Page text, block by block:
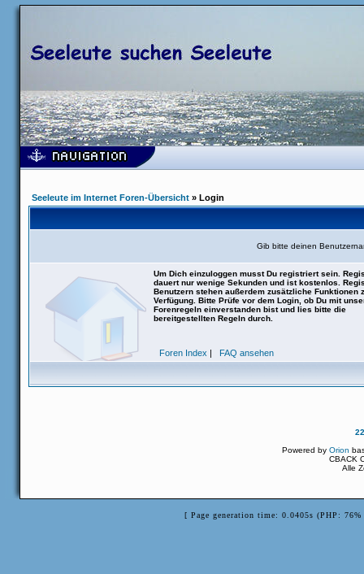
Seeleute im Internet Foren-Übersicht » Login
Gib bitte deinen
Um Dich einzuloggen musst Du registriert sein.
dauert nur wenige Sekunden und ist kostenlos.
Benutzern stehen außerdem zusätzliche Funktionen
Verfügung. Bitte Prüfe vor dem Login, ob Du mit
Forenregeln einverstanden bist und lies bitte die
bereitgestellten Regeln durch.
Foren Index | FAQ ansehen
Powered byOrion
CBACK
Alle
[ Page generation time: 0.0405s (PHP: